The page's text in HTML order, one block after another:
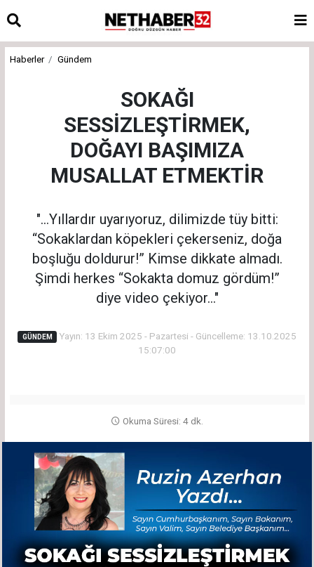
Haberler Gündem
SOKAĞI
SESSİZLEŞTİRMEK,
DOĞAYI BAŞIMIZA
MUSALLAT ETMEKTİR
"...Yıllardır uyarıyoruz, dilimizde tüy bitti:
“Sokaklardan köpekleri çekerseniz, doğa
boşluğu doldurur!” Kimse dikkate almadı.
Şimdi herkes “Sokakta domuz gördüm!”
diye video çekiyor..."
GÜNDEM
Yayın: 13 Ekim 2025 - Pazartesi - Güncelleme: 13.10.2025
15:07:00
Okuma Süresi: 4 dk.